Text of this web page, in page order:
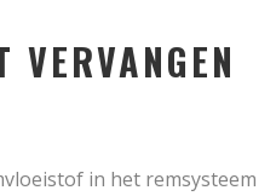
VERVANGEN
in het remsysteem